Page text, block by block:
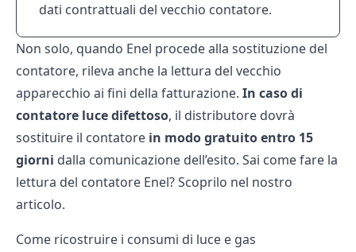
dati contrattuali del vecchio contatore.
Non solo, quando Enel procede alla sostituzione del
contatore, rileva anche la lettura del vecchio
apparecchio ai fini della fatturazione. In caso di
contatore luce difettoso, il distributore dovrà
sostituire il contatore in modo gratuito entro 15
giorni dalla comunicazione dell’esito. Sai come fare la
lettura del contatore Enel? Scoprilo nel nostro
articolo.
Come ricostruire i consumi di luce e gas